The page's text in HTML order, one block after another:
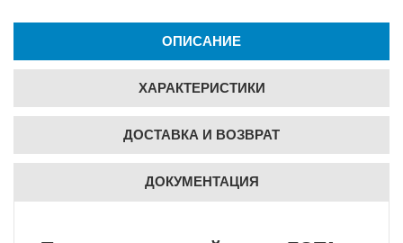
ОПИСАНИЕ
ХАРАКТЕРИСТИКИ
ДОСТАВКА И ВОЗВРАТ
ДОКУМЕНТАЦИЯ